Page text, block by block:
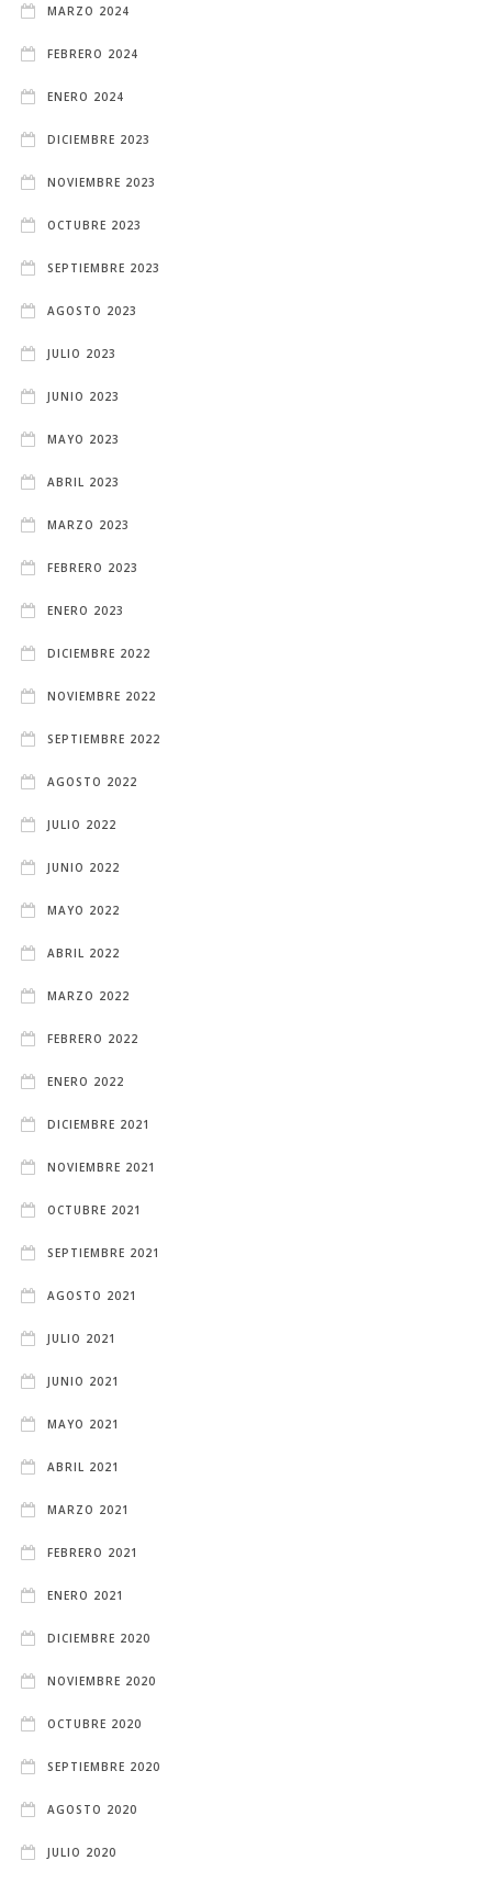
MARZO 2024
FEBRERO 2024
ENERO 2024
DICIEMBRE 2023
NOVIEMBRE 2023
OCTUBRE 2023
SEPTIEMBRE 2023
AGOSTO 2023
JULIO 2023
JUNIO 2023
MAYO 2023
ABRIL 2023
MARZO 2023
FEBRERO 2023
ENERO 2023
DICIEMBRE 2022
NOVIEMBRE 2022
SEPTIEMBRE 2022
AGOSTO 2022
JULIO 2022
JUNIO 2022
MAYO 2022
ABRIL 2022
MARZO 2022
FEBRERO 2022
ENERO 2022
DICIEMBRE 2021
NOVIEMBRE 2021
OCTUBRE 2021
SEPTIEMBRE 2021
AGOSTO 2021
JULIO 2021
JUNIO 2021
MAYO 2021
ABRIL 2021
MARZO 2021
FEBRERO 2021
ENERO 2021
DICIEMBRE 2020
NOVIEMBRE 2020
OCTUBRE 2020
SEPTIEMBRE 2020
AGOSTO 2020
JULIO 2020